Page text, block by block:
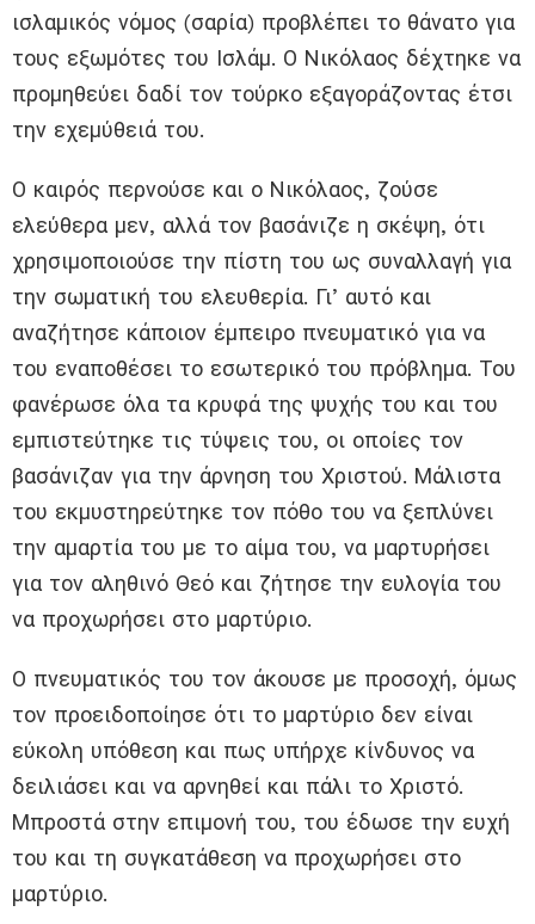
ισλαμικός νόμος (σαρία) προβλέπει το θάνατο για
τους εξωμότες του Ισλάμ. Ο Νικόλαος δέχτηκε να
προμηθεύει δαδί τον τούρκο εξαγοράζοντας έτσι
την εχεμύθειά του.
Ο καιρός περνούσε και ο Νικόλαος, ζούσε
ελεύθερα μεν, αλλά τον βασάνιζε η σκέψη, ότι
χρησιμοποιούσε την πίστη του ως συναλλαγή για
την σωματική του ελευθερία. Γι’ αυτό και
αναζήτησε κάποιον έμπειρο πνευματικό για να
του εναποθέσει το εσωτερικό του πρόβλημα. Του
φανέρωσε όλα τα κρυφά της ψυχής του και του
εμπιστεύτηκε τις τύψεις του, οι οποίες τον
βασάνιζαν για την άρνηση του Χριστού. Μάλιστα
του εκμυστηρεύτηκε τον πόθο του να ξεπλύνει
την αμαρτία του με το αίμα του, να μαρτυρήσει
για τον αληθινό Θεό και ζήτησε την ευλογία του
να προχωρήσει στο μαρτύριο.
Ο πνευματικός του τον άκουσε με προσοχή, όμως
τον προειδοποίησε ότι το μαρτύριο δεν είναι
εύκολη υπόθεση και πως υπήρχε κίνδυνος να
δειλιάσει και να αρνηθεί και πάλι το Χριστό.
Μπροστά στην επιμονή του, του έδωσε την ευχή
του και τη συγκατάθεση να προχωρήσει στο
μαρτύριο.